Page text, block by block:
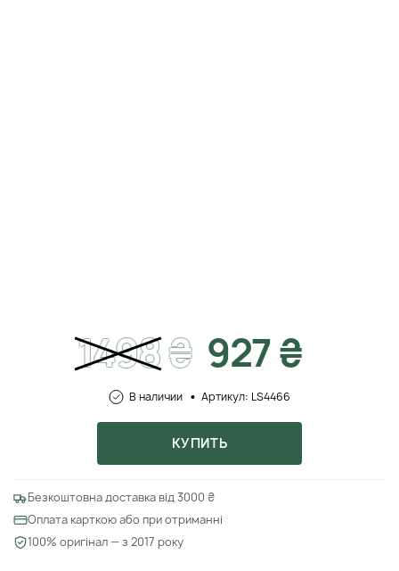
1498₴ 927 ₴
В наличии Артикул: LS4466
КУПИТЬ
Безкоштовна доставка від 3000 ₴
Оплата карткою або при отриманні
100% оригінал — з 2017 року